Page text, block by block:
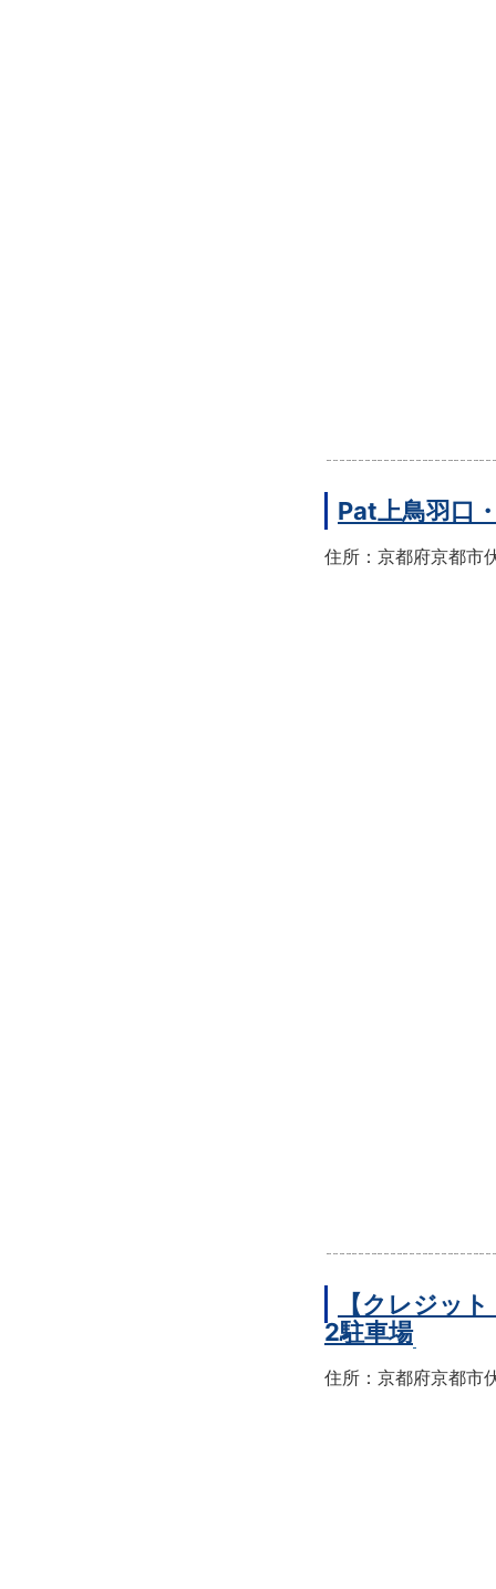
Pat上鳥羽口
住所：京都府京都市
【クレジッ
2駐車場
住所：京都府京都市